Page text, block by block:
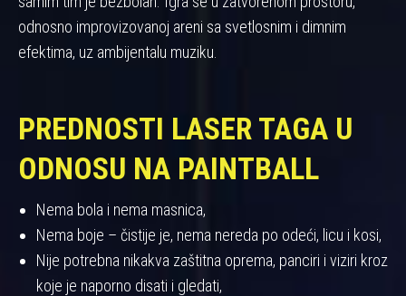
odnosno improvizovanoj areni sa svetlosnim i dimnim
efektima, uz ambijentalu muziku.
PREDNOSTI LASER TAGA U
ODNOSU NA PAINTBALL
Nema bola i nema masnica,
Nema boje – čistije je, nema nereda po odeći, licu i kosi,
Nije potrebna nikakva zaštitna oprema, panciri i viziri kroz
koje je naporno disati i gledati,